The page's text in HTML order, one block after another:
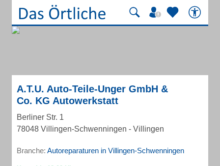
A.T.U. Auto-Teile-Unger GmbH &
Co. KG Autowerkstatt
Berliner Str. 1
78048 Villingen-Schwenningen - Villingen
Branche: Autoreparaturen in Villingen-Schwenningen